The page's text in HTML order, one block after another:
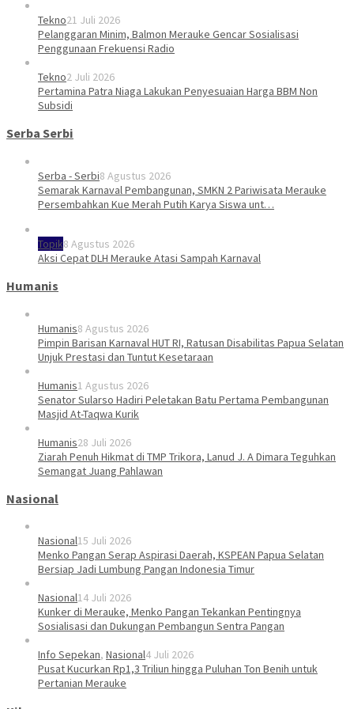
Tekno21 Juli 2026
Pelanggaran Minim, Balmon Merauke Gencar Sosialisasi
Penggunaan Frekuensi Radio
Tekno2 Juli 2026
Pertamina Patra Niaga Lakukan Penyesuaian Harga BBM Non
Subsidi
Serba Serbi
Serba - Serbi8 Agustus 2026
Semarak Karnaval Pembangunan, SMKN 2 Pariwisata Merauke
Persembahkan Kue Merah Putih Karya Siswa unt…
Topik8 Agustus 2026
Aksi Cepat DLH Merauke Atasi Sampah Karnaval
Humanis
Humanis8 Agustus 2026
Pimpin Barisan Karnaval HUT RI, Ratusan Disabilitas Papua Selatan
Unjuk Prestasi dan Tuntut Kesetaraan
Humanis1 Agustus 2026
Senator Sularso Hadiri Peletakan Batu Pertama Pembangunan
Masjid At-Taqwa Kurik
Humanis28 Juli 2026
Ziarah Penuh Hikmat di TMP Trikora, Lanud J. A Dimara Teguhkan
Semangat Juang Pahlawan
Nasional
Nasional15 Juli 2026
Menko Pangan Serap Aspirasi Daerah, KSPEAN Papua Selatan
Bersiap Jadi Lumbung Pangan Indonesia Timur
Nasional14 Juli 2026
Kunker di Merauke, Menko Pangan Tekankan Pentingnya
Sosialisasi dan Dukungan Pembangun Sentra Pangan
Info Sepekan, Nasional4 Juli 2026
Pusat Kucurkan Rp1,3 Triliun hingga Puluhan Ton Benih untuk
Pertanian Merauke